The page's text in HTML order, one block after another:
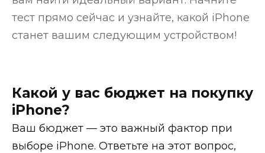
тест прямо сейчас и узнайте, какой iPhone
станет вашим следующим устройством!
Какой у вас бюджет на покупку
iPhone?
Ваш бюджет — это важный фактор при
выборе iPhone. Ответьте на этот вопрос,